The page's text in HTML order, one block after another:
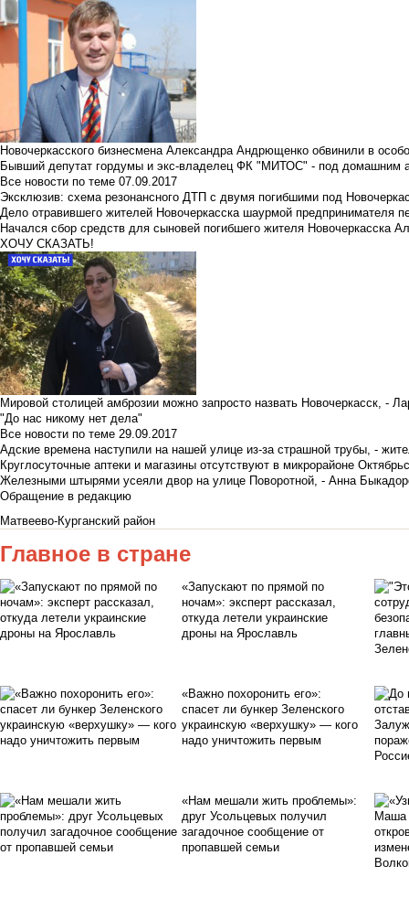
Новочеркасского бизнесмена Александра Андрющенко обвинили в
Бывший депутат гордумы и экс-владелец ФК "МИТОС" - под домашним
Все новости по теме 07.09.2017
Эксклюзив: схема резонансного ДТП с двумя погибшими под
Дело отравившего жителей Новочеркасска шаурмой предпринимателя
Начался сбор средств для сыновей погибшего жителя Новочеркасска
ХОЧУ СКАЗАТЬ!
Мировой столицей амброзии можно запросто назвать Новочеркасск, -
"До нас никому нет дела"
Все новости по теме 29.09.2017
Адские времена наступили на нашей улице из-за страшной трубы, -
Круглосуточные аптеки и магазины отсутствуют в микрорайоне
Железными штырями усеяли двор на улице Поворотной, - Анна
Обращение в редакцию
Матвеево-Курганский район
Главное в стране
«Запускают по прямой по
ночам»: эксперт рассказал,
откуда летели украинские
дроны на Ярославль
«Важно похоронить его»:
спасет ли бункер Зеленского
украинскую «верхушку» — кого
надо уничтожить первым
«Нам мешали жить проблемы»:
друг Усольцевых получил
загадочное сообщение от
пропавшей семьи